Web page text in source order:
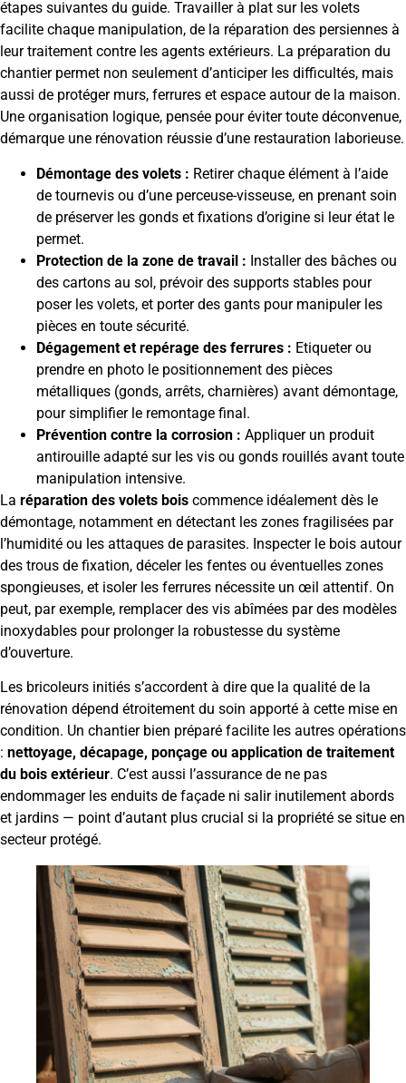
étapes suivantes du guide. Travailler à plat sur les volets
facilite chaque manipulation, de la réparation des persiennes à
leur traitement contre les agents extérieurs. La préparation du
chantier permet non seulement d’anticiper les difficultés, mais
aussi de protéger murs, ferrures et espace autour de la maison.
Une organisation logique, pensée pour éviter toute déconvenue,
démarque une rénovation réussie d’une restauration laborieuse.
Démontage des volets : Retirer chaque élément à l’aide
de tournevis ou d’une perceuse-visseuse, en prenant soin
de préserver les gonds et fixations d’origine si leur état le
permet.
Protection de la zone de travail : Installer des bâches ou
des cartons au sol, prévoir des supports stables pour
poser les volets, et porter des gants pour manipuler les
pièces en toute sécurité.
Dégagement et repérage des ferrures : Etiqueter ou
prendre en photo le positionnement des pièces
métalliques (gonds, arrêts, charnières) avant démontage,
pour simplifier le remontage final.
Prévention contre la corrosion : Appliquer un produit
antirouille adapté sur les vis ou gonds rouillés avant toute
manipulation intensive.
La réparation des volets bois commence idéalement dès le
démontage, notamment en détectant les zones fragilisées par
l’humidité ou les attaques de parasites. Inspecter le bois autour
des trous de fixation, déceler les fentes ou éventuelles zones
spongieuses, et isoler les ferrures nécessite un œil attentif. On
peut, par exemple, remplacer des vis abîmées par des modèles
inoxydables pour prolonger la robustesse du système
d’ouverture.
Les bricoleurs initiés s’accordent à dire que la qualité de la
rénovation dépend étroitement du soin apporté à cette mise en
condition. Un chantier bien préparé facilite les autres opérations
: nettoyage, décapage, ponçage ou application de traitement
du bois extérieur. C’est aussi l’assurance de ne pas
endommager les enduits de façade ni salir inutilement abords
et jardins — point d’autant plus crucial si la propriété se situe en
secteur protégé.